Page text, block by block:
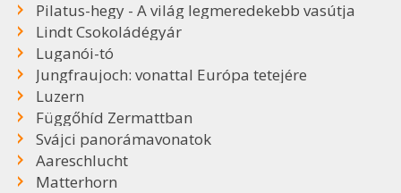
Pilatus-hegy - A világ legmeredekebb vasútja
Lindt Csokoládégyár
Luganói-tó
Jungfraujoch: vonattal Európa tetejére
Luzern
Függőhíd Zermattban
Svájci panorámavonatok
Aareschlucht
Matterhorn